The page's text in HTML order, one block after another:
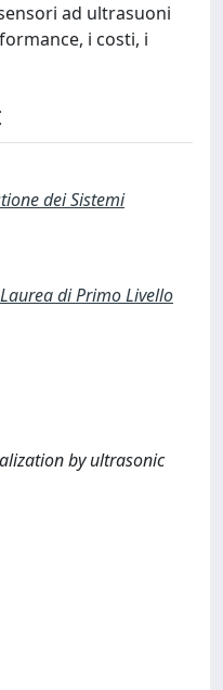
ad ultrasuoni
i costi, i
dei Sistemi
Laurea di Primo Livello
by ultrasonic